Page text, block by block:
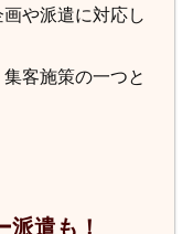
や派遣に対応し
客施策の一つと
派遣も！